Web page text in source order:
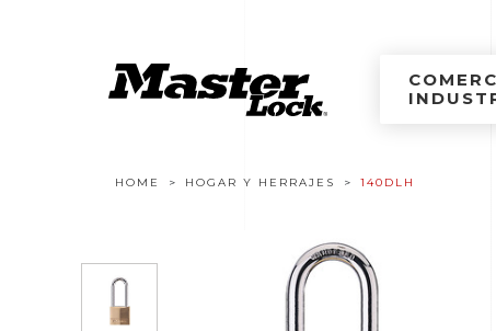
Ir al contenido
HOME HOGAR Y HERRAJES 140DLH